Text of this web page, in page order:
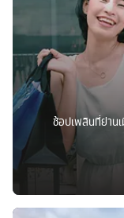
ช้อปเพลินที่ย่าน